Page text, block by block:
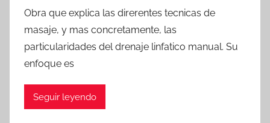
Obra que explica las direrentes tecnicas de
masaje, y mas concretamente, las
particularidades del drenaje linfatico manual. Su
enfoque es
Seguir leyendo